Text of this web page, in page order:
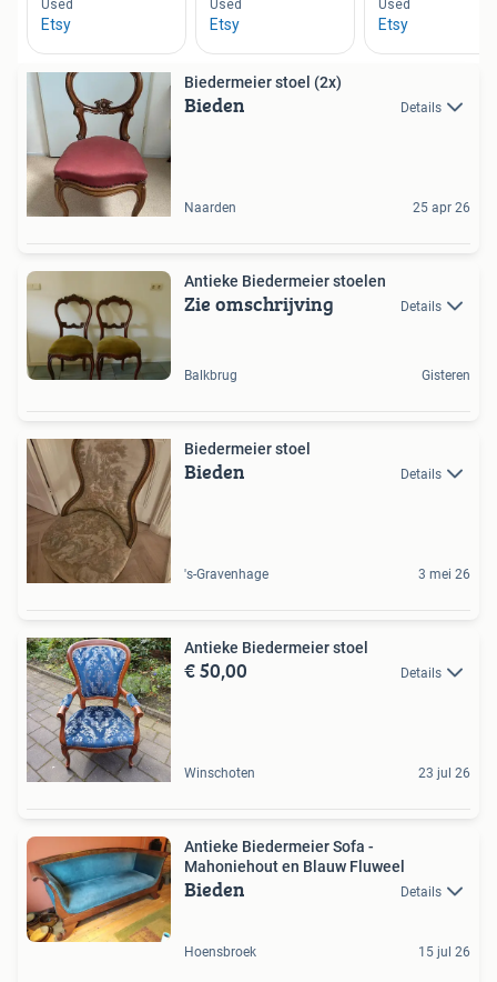
Biedermeier stoel (2x)
Bieden Details
Naarden 25 apr 26
Antieke Biedermeier stoelen
Zie omschrijving Details
Balkbrug Gisteren
Biedermeier stoel
Bieden Details
's-Gravenhage 3 mei 26
Antieke Biedermeier stoel
€ 50,00 Details
Winschoten 23 jul 26
Antieke Biedermeier Sofa -
Mahoniehout en Blauw Fluweel
Bieden Details
Hoensbroek 15 jul 26